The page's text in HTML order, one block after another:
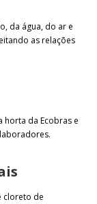
da água, do ar e
as relações
da Ecobras e
cloreto de